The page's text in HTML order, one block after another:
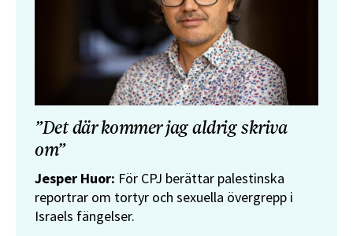
”Det där kommer jag aldrig skriva
om”
Jesper Huor: För CPJ berättar palestinska
reportrar om tortyr och sexuella övergrepp i
Israels fängelser.